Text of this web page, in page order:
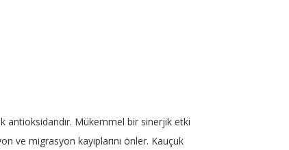
antioksidandır. Mükemmel bir sinerjik etki
ve migrasyon kayıplarını önler. Kauçuk